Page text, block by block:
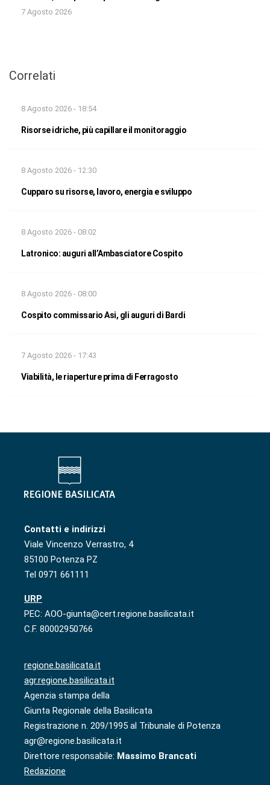
7 Agosto 2026
Correlati
8 Agosto 2026 - 18:54
Risorse idriche, più capillare il monitoraggio
8 Agosto 2026 - 12:30
Cupparo su risorse, lavoro, energia e sviluppo
8 Agosto 2026 - 08:02
Latronico: auguri all’Ambasciatore Cospito
8 Agosto 2026 - 08:00
Cospito commissario Asi, gli auguri di Bardi
7 Agosto 2026 - 17:43
Viabilità, le riaperture prima di Ferragosto
Contatti e indirizzi
Viale Vincenzo Verrastro, 4
85100 Potenza PZ
Tel 0971 661111
URP
PEC: AOO-giunta@cert.regione.basilicata.it
C.F. 80002950766
regione.basilicata.it
agr.regione.basilicata.it
Agenzia stampa della
Giunta Regionale della Basilicata
Registrazione n. 209/1995 al Tribunale di Potenza
agr@regione.basilicata.it
Direttore responsabile: Massimo Brancati
Redazione